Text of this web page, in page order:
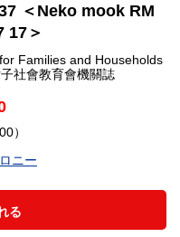
＜Neko mook RM
17＞
Families and Households
社會教育會機關誌
）
ニー
る